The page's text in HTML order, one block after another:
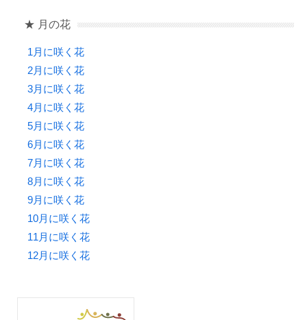
★ 月の花
1月に咲く花
2月に咲く花
3月に咲く花
4月に咲く花
5月に咲く花
6月に咲く花
7月に咲く花
8月に咲く花
9月に咲く花
10月に咲く花
11月に咲く花
12月に咲く花